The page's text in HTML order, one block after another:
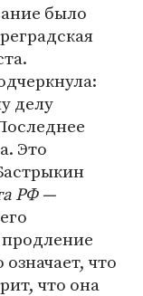
было
делу
Это
РФ —
что
что она